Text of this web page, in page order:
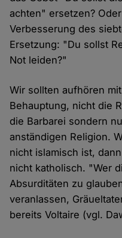
achten" ersetzen?
Verbesserung des
Ersetzung: "Du sollst
Not leiden?"
Wir sollten aufhören
Behauptung, nicht die
die Barbarei sondern
anständigen Religion.
nicht islamisch ist,
nicht katholisch. "Wer
Absurditäten zu
veranlassen,
bereits Voltaire (vgl.